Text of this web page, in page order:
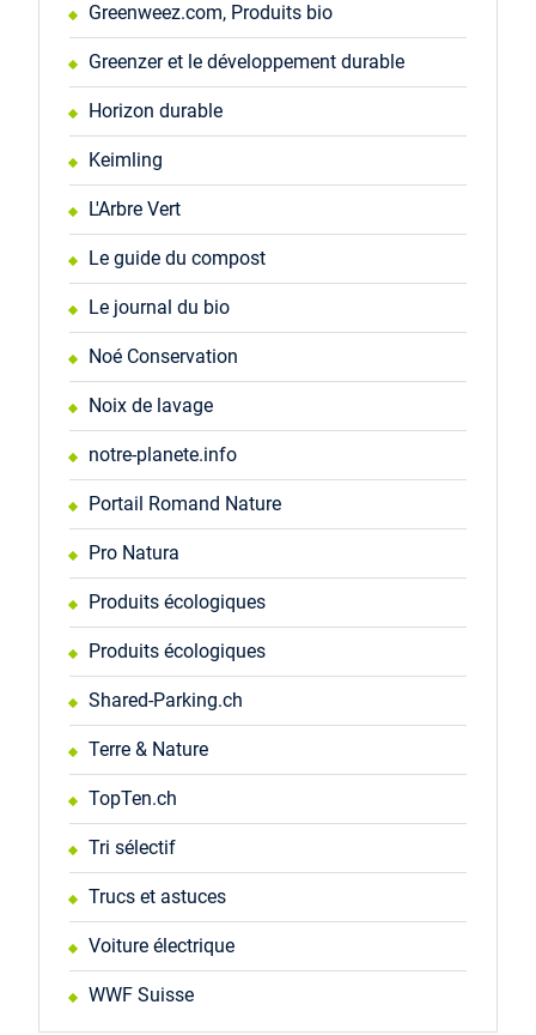
Greenweez.com, Produits bio
Greenzer et le développement durable
Horizon durable
Keimling
L'Arbre Vert
Le guide du compost
Le journal du bio
Noé Conservation
Noix de lavage
notre-planete.info
Portail Romand Nature
Pro Natura
Produits écologiques
Produits écologiques
Shared-Parking.ch
Terre & Nature
TopTen.ch
Tri sélectif
Trucs et astuces
Voiture électrique
WWF Suisse